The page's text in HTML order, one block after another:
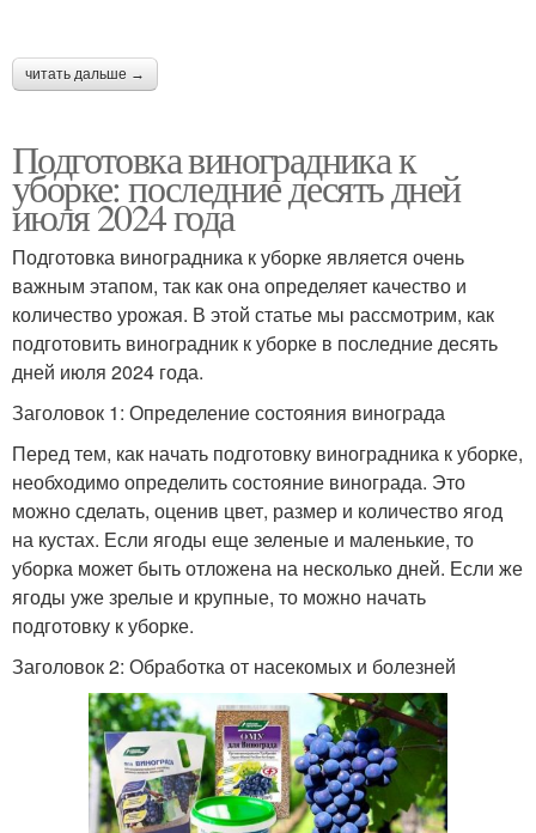
читать дальше →
Подготовка виноградника к
уборке: последние десять дней
июля 2024 года
Подготовка виноградника к уборке является очень
важным этапом, так как она определяет качество и
количество урожая. В этой статье мы рассмотрим, как
подготовить виноградник к уборке в последние десять
дней июля 2024 года.
Заголовок 1: Определение состояния винограда
Перед тем, как начать подготовку виноградника к уборке,
необходимо определить состояние винограда. Это
можно сделать, оценив цвет, размер и количество ягод
на кустах. Если ягоды еще зеленые и маленькие, то
уборка может быть отложена на несколько дней. Если же
ягоды уже зрелые и крупные, то можно начать
подготовку к уборке.
Заголовок 2: Обработка от насекомых и болезней